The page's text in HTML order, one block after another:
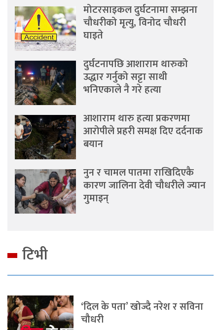
मोटरसाइकल दुर्घटनामा सम्झना
चौधरीको मृत्यु, विनोद चौधरी
घाइते
दुर्घटनापछि आशाराम थारुको
उद्धार गर्नुको सट्टा साथी
भनिएकाले नै गरे हत्या
आशाराम थारु हत्या प्रकरणमा
आरोपीले प्रहरी समक्ष दिए दर्दनाक
बयान
नुन र चामल पातमा राखिदिएकै
कारण जालिना देवी चौधरीले ज्यान
गुमाइन्
टिभी
‘दिल के पता’ खोज्दै नरेश र सविना
चौधरी